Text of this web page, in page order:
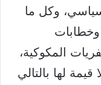
وكل ما
المكوكية،
لها بالتالي